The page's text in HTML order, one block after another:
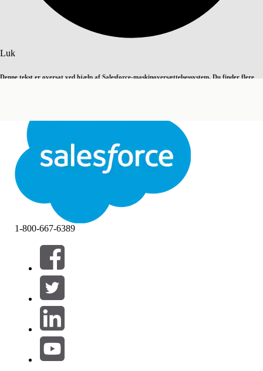
Luk
Denne tekst er oversat ved hjælp af Salesforce-maskinoversættelsessystem. Du finder flere
Luk
Filtre (0)
VÆLG FILTRE
Produktområde
1-800-667-6389